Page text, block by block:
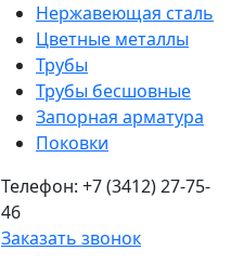
Нержавеющая сталь
Цветные металлы
Трубы
Трубы бесшовные
Запорная арматура
Поковки
Телефон: +7 (3412) 27-75-
46
Заказать звонок